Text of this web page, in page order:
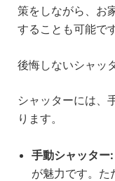
策をしながら、お
することも可能です
後悔しないシャッ
シャッターには、
ります。
手動シャッター:
が魅力です。た